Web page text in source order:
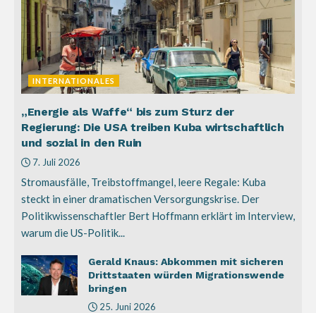
INTERNATIONALES
„Energie als Waffe“ bis zum Sturz der
Regierung: Die USA treiben Kuba wirtschaftlich
und sozial in den Ruin
7. Juli 2026
Stromausfälle, Treibstoffmangel, leere Regale: Kuba
steckt in einer dramatischen Versorgungskrise. Der
Politikwissenschaftler Bert Hoffmann erklärt im Interview,
warum die US-Politik...
Gerald Knaus: Abkommen mit sicheren
Drittstaaten würden Migrationswende
bringen
25. Juni 2026